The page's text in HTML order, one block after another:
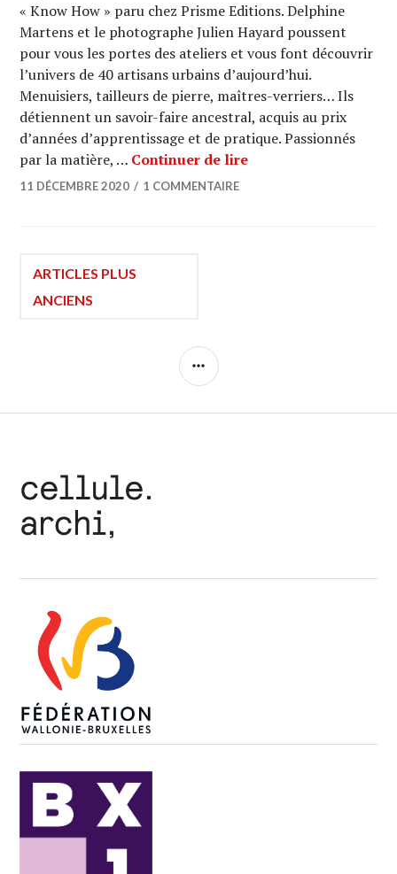
« Know How » paru chez Prisme Editions. Delphine
Martens et le photographe Julien Hayard poussent
pour vous les portes des ateliers et vous font découvrir
l’univers de 40 artisans urbains d’aujourd’hui.
Menuisiers, tailleurs de pierre, maîtres-verriers… Ils
détiennent un savoir-faire ancestral, acquis au prix
d’années d’apprentissage et de pratique. Passionnés
par la matière, … Continuer de lireARCHI URBAIN,
11 DÉCEMBRE 2020 1 COMMENTAIRE
Navigation
ARTICLES PLUS
ANCIENS
COLONNE